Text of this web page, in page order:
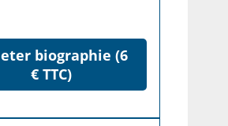
biographie (6
€ TTC)